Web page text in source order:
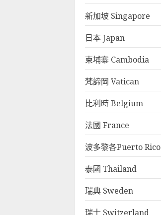
新加坡 Singapore
日本 Japan
柬埔寨 Cambodia
梵諦岡 Vatican
比利時 Belgium
法國 France
波多黎各Puerto Rico
泰國 Thailand
瑞典 Sweden
瑞士 Switzerland